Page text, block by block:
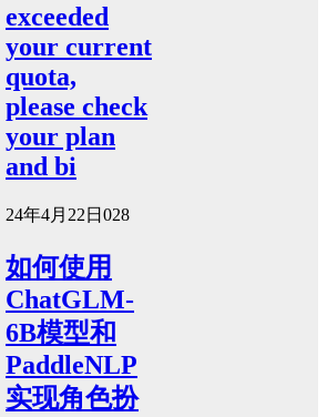
exceeded
your current
quota,
please check
your plan
and bi
24年4月22日 028
如何使用
ChatGLM-
6B模型和
PaddleNLP
实现角色扮